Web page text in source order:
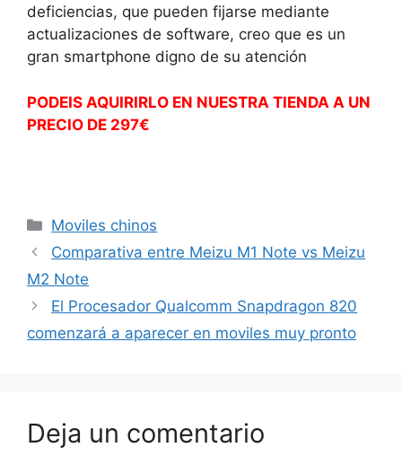
deficiencias, que pueden fijarse mediante
actualizaciones de software, creo que es un
gran smartphone digno de su atención
PODEIS AQUIRIRLO EN NUESTRA TIENDA A UN
PRECIO DE 297€
Categorías
Moviles chinos
Comparativa entre Meizu M1 Note vs Meizu
M2 Note
El Procesador Qualcomm Snapdragon 820
comenzará a aparecer en moviles muy pronto
Deja un comentario